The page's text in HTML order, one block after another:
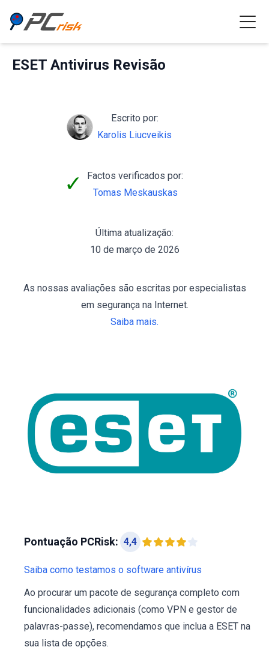
ESET Antivirus Revisão
Escrito por:
Karolis Liucveikis
✓
Factos verificados por:
Tomas Meskauskas
Última atualização:
10 de março de 2026
As nossas avaliações são escritas por especialistas
em segurança na Internet.
Saiba mais.
Pontuação PCRisk: 4,4
Saiba como testamos o software antivírus
Ao procurar um pacote de segurança completo com
funcionalidades adicionais (como VPN e gestor de
palavras-passe), recomendamos que inclua a ESET na
sua lista de opções.